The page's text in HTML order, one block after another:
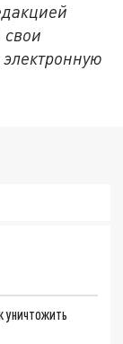
свои
уничтожить